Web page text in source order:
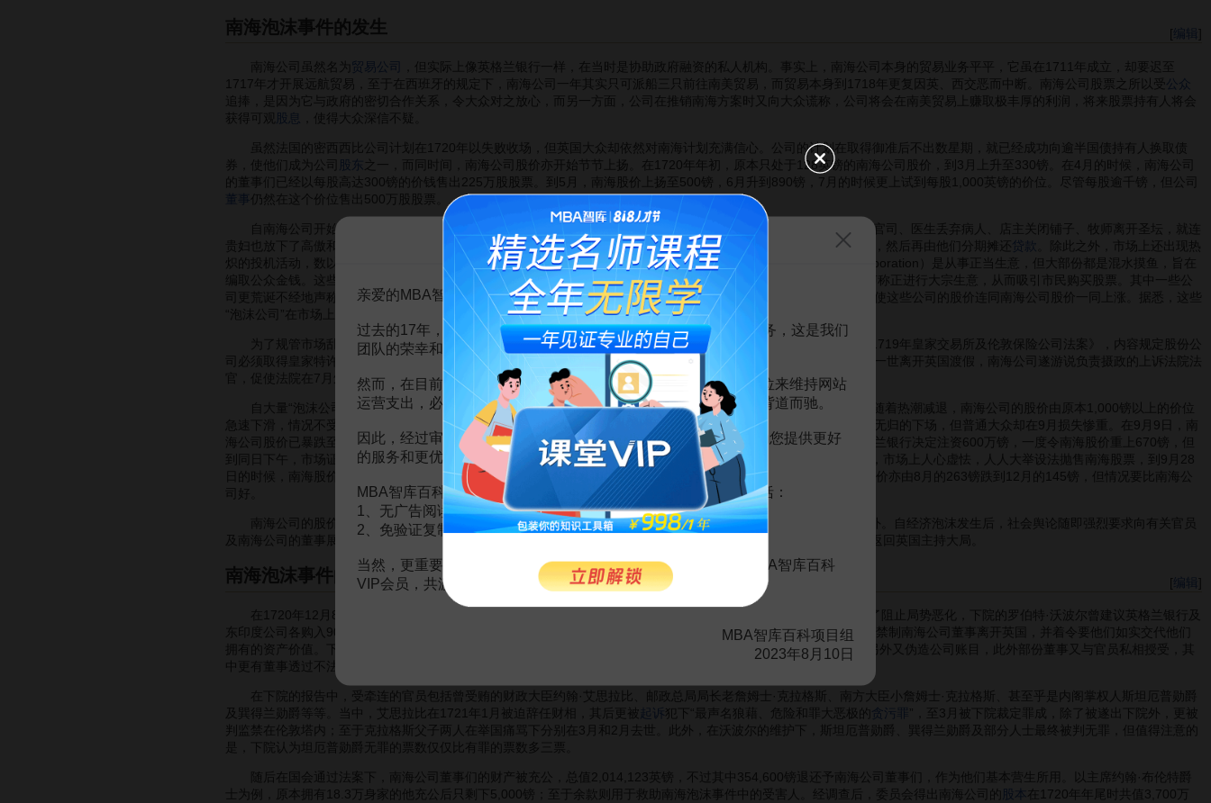
[编辑
南海泡沫事件的发生
南海公司虽然名为 贸易公司
，但实际上像英格兰银行一样，在当时是协助政府融资的私人机构。事实上，南海公司本身的贸易业务平平，它虽在1711年成立，却要迟至
1717年才开展远航贸易，至于在西班牙的规定下，南海公司一年其实只可派船三只前往南美贸易，而贸易本身到1718年更复因英、西交恶而中断。南海公司股票之所以受 公众
追捧，是因为它与政府的密切合作关系，令大众对之放心，而另一方面，公司在推销南海方案时又向大众谎称，公司将会在南美贸易上赚取极丰厚的利润，将来股票持有人将会
获得可观
股息 ，使得大众深信不疑。
虽然法国的密西西比公司计划在1720年以失败收场，但英国大众却依然对南海计划充满信心。公司的计划在取得御准后不出数星期，就已经成功向逾半国债持有人换取债
券，使他们成为公司
股东
之一，而同时间，南海公司股价亦开始节节上扬。在1720年年初，原本只处于128英镑的南海公司股价，到3月上升至330镑。在4月的时候，南海公司
的董事们已经以每股高达300镑的价钱售出225万股股票。到5月，南海股价上扬至500镑，6月升到890镑，7月的时候更上试到每股1,000英镑的价位。尽管每股逾千镑，但公司
董事
仍然在这个价位售出500万股股票。
自南海公司开始股票换国债的行动后，社会上下全民疯狂追捧南海公司 股份
，有说“政治家忘记政治、律师放弃打官司、医生丢弃病人、店主关闭铺子、牧师离开圣坛，就连
贵妇也放下了高傲和虚荣”。为了
股票，南海公司又向有意购买股票的人士大举 借贷，让他们有能力购买大手股票，然后再由他们分期摊还 贷款
。除此之外，市场上还出现热
炽的投机活动，数以百计的
随之涌现，当然少数好像皇家交易所保险公司（Royal Exchange Assurance Corporation）是从事正当生意，但大部份都是混水摸鱼，旨在
编取公众金钱。这些后来被称之为“泡沫公司”的股份公司，大多模仿南海公司的宣传手法，在市场上发布虚假消息，声称正进行大宗生意，从而吸引市民购买股票。其中一些公
司更荒诞不经地声称正
研发“可以永久转动的车轮”，有些则甚至只表示“正进行有潜力生意”，但市民仍然盲目地追捧，使这些公司的股价连同南海公司股价一同上涨。据悉，这些
“泡沫公司”在市场上计划吸纳的
，高达3亿英镑。
为了规管市场乱局，以及保护南海公司免受“泡沫公司”打扰，国会在1720年6月9日通过了别称《泡沫法案》的《1719年皇家交易所及伦敦保险公司法案》，内容规定股份公
司必须取得皇家特许状才能
。到6月11日，乔治一世发表公告，警告“泡沫公司”属非法，可受检控；后来乔治一世离开英国渡假，南海公司遂游说负责摄政的上诉法院法
官，促使法院在7月颁令86间“泡沫公司”为非法，予以取缔。
自大量“泡沫公司”被取缔后，社会大众才如梦初醒，对股份公司怀有戒心，连带南海公司也受牵连。自7月以后，随着热潮减退，南海公司的股价由原本1,000镑以上的价位
急速下滑，情况不受控制。南海公司的股价到8月25日已跌至900镑，这时不少知情的内幕人士及时脱身，免却了血本无归的下场，但普通大众却在9月损失惨重。在9月9日，南
海公司股价已暴跌至540镑，为了挽救跌势，南海公司董事与英格兰银行董事在9月12日商讨解决方法。会后误传英格兰银行决定注资600万镑，一度令南海股价重上670镑，但
到同日下午，市场证实消息乃子虚乌有，南海股价随即跌至580镑，翌日再下试570镑，收市时更急挫至400镑。此后，市场上人心虚怯，人人大举设法抛售南海股票，到9月28
日的时候，南海股价已暴泻到190镑，至12月更跌剩124镑。而在同期间，英国其他股票也受到拖累，英格兰银行的股价亦由8月的263镑跌到12月的145镑，但情况要比南海公
司好。
南海公司的股价暴跌，使数以千计股民血本无归，当中不乏上流社会人士，另外部份人更因为欠债累累而出逃国外。自经济泡沫发生后，社会舆论随即强烈要求向有关官员
及南海公司的董事展开调查，以追究事件责任。而由于事态严重，在内阁的请求下，乔治一世在11月提早结束休假，返回英国主持大局。
[编辑
南海泡沫事件的结局
在1720年12月8日，国会召开，并随即就南海泡沫事件展开调查，其中下院更成立一个秘密委员会专责调查。为了阻止局势恶化，下院的罗伯特·沃波尔曾建议英格兰银行及
东印度公司各购入900万镑的南海股票，虽然这个建议得到国会支持，但最后没有落实。到1721年1月，国会通过法案禁制南海公司董事离开英国，并着令要他们如实交代他们
拥有的资产价值。下院的秘密委员会随后在1721年2月发表调查报告，指南海公司进行非常严重的诈骗及贪污活动，另外又伪造公司账目，此外部份董事又与官员私相授受，其
中更有董事透过不法投机活动而赚取可观利润。
在下院的报告中，受牵连的官员包括曾受贿的财政大臣约翰·艾思拉比、邮政总局局长老詹姆士·克拉格斯、南方大臣小詹姆士·克拉格斯、甚至乎是内阁掌权人斯坦厄普勋爵
及巽得兰勋爵等等。当中，艾思拉比在1721年1月被迫辞任财相，其后更被起诉 犯下“最声名狼藉、危险和罪大恶极的 贪污罪
”，至3月被下院裁定罪成，除了被遂出下院外，更被
判监禁在伦敦塔内；至于克拉格斯父子两人在举国痛骂下分别在3月和2月去世。此外，在沃波尔的维护下，斯坦厄普勋爵、巽得兰勋爵及部分人士最终被判无罪，但值得注意的
是，下院认为坦厄普勋爵无罪的票数仅仅比有罪的票数多三票。
随后在国会通过法案下，南海公司董事们的财产被充公，总值2,014,123英镑，不过其中354,600镑退还予南海公司董事们，作为他们基本营生所用。以主席约翰·布伦特爵
士为例，原本拥有18.3万身家的他充公后只剩下5,000镑；至于余款则用于救助南海泡沫事件中的受害人。经调查后，委员会得出南海公司的
股本 在1720年年尾时共值3,700万
告MBA智库百科用户的一封信
亲爱的MBA智库百科用户：
过去的17年，百科频道一直以免费公益的形式为大家提供知识服务，这是我们
团队的荣幸和骄傲。
然而，在目前越来越严峻的经营挑战下，单纯依靠不断增加广告位来维持网站
运营支出，必然会越来越影响您的使用体验，这也与我们的初衷背道而驰。
因此，经过审慎地考虑，我们决定推出VIP会员收费制度，以便为您提供更好
的服务和更优质的内容。
MBA智库百科VIP会员（9.9元 / 年， 点击开通 ），您的权益将包括：
1、无广告阅读；
2、免验证复制。
当然，更重要的是长期以来您对百科频道的支持。诚邀您加入MBA智库百科
VIP会员，共渡难关，共同见证彼此的成长和进步！
MBA智库百科项目组
2023年8月10日